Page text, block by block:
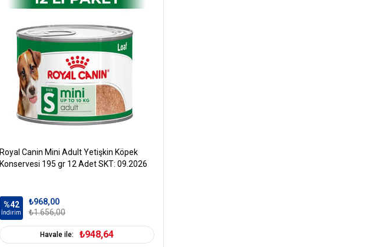
Nem %85.00;
Ham protein %6.40;
Ham yağ %4.00;
Ham lif %0.40;
Ham kül %2.40.
Royal Canin Mini Adult Yetişkin Köpek
Konservesi 195 gr 12 Adet SKT: 09.2026
%42
İndirim
₺968,00
₺1.656,00
Havale ile: ₺948,64